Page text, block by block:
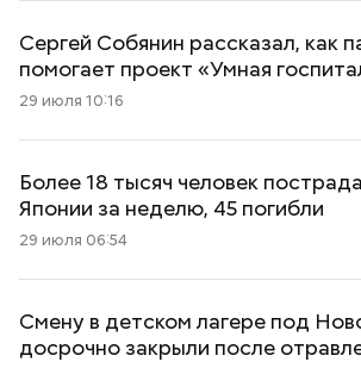
Сергей Собянин рассказал, как
помогает проект «Умная
29 июля 10:16
Более 18 тысяч человек
Японии за неделю, 45 погибли
29 июля 06:54
Смену в детском лагере под
досрочно закрыли после